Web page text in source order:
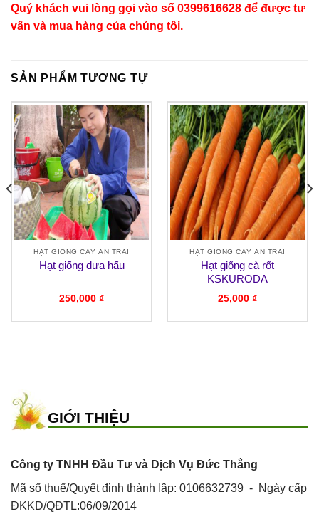
Quý khách vui lòng gọi vào số 0399616628 để được tư
vấn và mua hàng của chúng tôi.
SẢN PHẨM TƯƠNG TỰ
HẠT GIỐNG CÂY ĂN TRÁI
Hạt giống dưa hấu
250,000 ₫
HẠT GIỐNG CÂY ĂN TRÁI
Hạt giống cà rốt
KSKURODA
25,000 ₫
GIỚI THIỆU
Công ty TNHH Đầu Tư và Dịch Vụ Đức Thắng
Mã số thuế/Quyết định thành lập: 0106632739 - Ngày cấp
ĐKKD/QĐTL:06/09/2014